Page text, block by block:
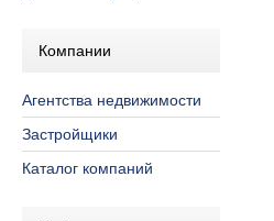
Компании
Агентства недвижимости
Застройщики
Каталог компаний